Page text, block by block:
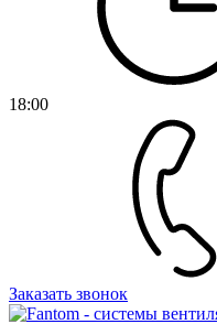
18:00
Заказать звонок